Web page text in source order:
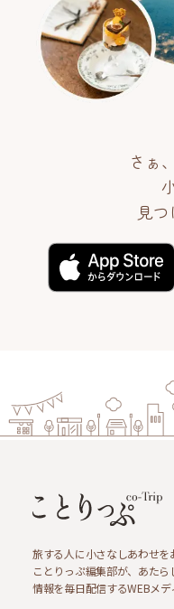
さぁ
見
旅する人に小さなしあわせを
ことりっぷ編集部が、あた
情報を毎日配信するWEBメデ